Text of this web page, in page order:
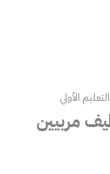
2026 : توظيف مربيين